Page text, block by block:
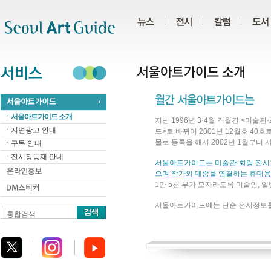
서울아트가이드 소개
지면광고 안내
구독 안내
전시장등재 안내
통합검색
지난 1996년 3·4월 격월간 <미술관
드>로 바뀌어 2001년 12월호 40호
물로 등록을 해서 2002년 1월부터
서울아트가이드는 미술관·화랑 전
으며 작가와 대중을 연결하는 휴대
1만 5천 부가 모자라도록 미술인,
서울아트가이드에는 단순 전시정